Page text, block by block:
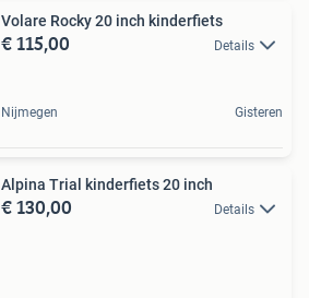
Volare Rocky 20 inch kinderfiets
€ 115,00 Details
Nijmegen Gisteren
Alpina Trial kinderfiets 20 inch
€ 130,00 Details